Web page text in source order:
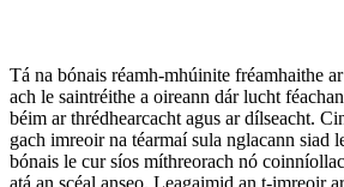
Tá na bónais réamh-mhúinite fréamhaithe
ach le saintréithe a oireann dár lucht
béim ar thrédhearcacht agus ar dílseacht.
gach imreoir na téarmaí sula nglacann siad
bónais le cur síos míthreorach nó